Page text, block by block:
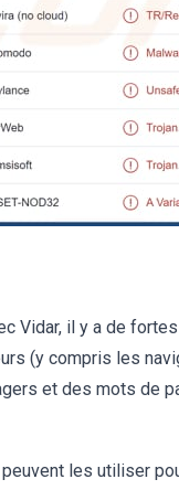
Vidar, il y a de
(y compris les
et des mots de
les utiliser